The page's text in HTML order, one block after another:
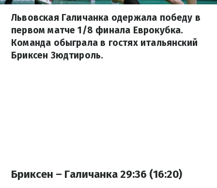
Львовская Галичанка одержала победу в
первом матче 1/8 финала Еврокубка.
Команда обыграла в гостях итальянский
Бриксен Зюдтироль.
Бриксен – Галичанка 29:36 (16:20)